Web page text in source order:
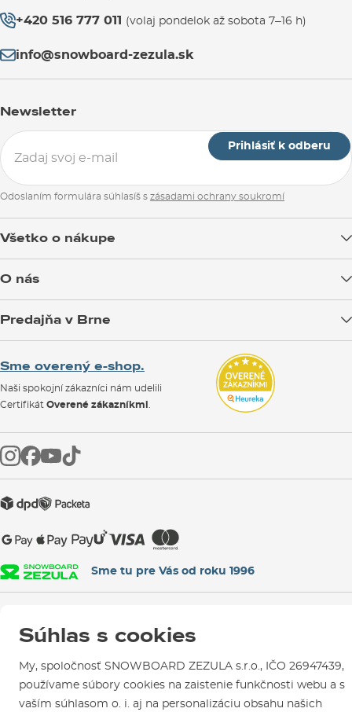
+420 516 777 011 (volaj pondelok až sobota 7–16 h)
info@snowboard-zezula.sk
Newsletter
Prihlásiť k odberu
Odoslaním formulára súhlasíš s zásadami ochrany soukromí
Všetko o nákupe
Výmena a vrátenie tovaru
Reklamácie
Návody na použitie a údržbu
Kontakty
O nás
SNOWBOARD ZEZULA Team
Ako si vybrať vybavenie
Predajňa v Brne
Mapa a ako k nám
Parkovanie
Servis a opravy
Sme overený e-shop.
Naši spokojní zákazníci nám udelili
Certifikát Overené zákazníkmi
Sme tu pre Vás od roku 1996
Obchodné podmienkyCookiesOchrana osobných údajov
Súhlas s cookies
My, spoločnosť SNOWBOARD ZEZULA s.r.o., IČO 26947439,
používame súbory cookies na zaistenie funkčnosti webu a s
vaším súhlasom o. i. aj na personalizáciu obsahu našich